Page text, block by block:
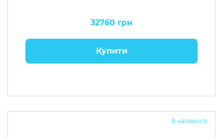
32760 грн
Купити
В наявності